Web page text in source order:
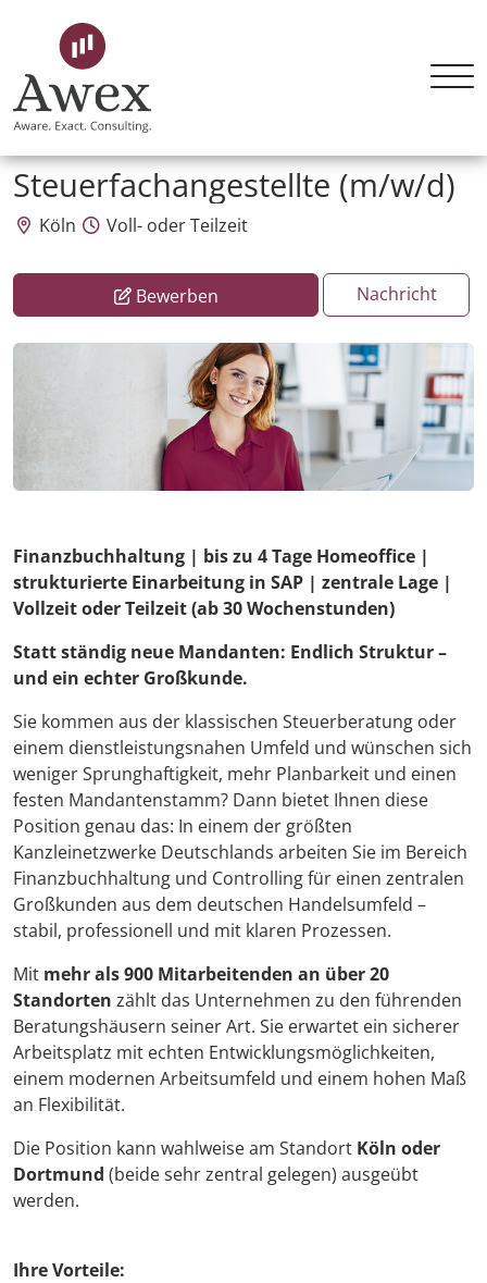
Steuerfachangestellte (m/w/d)
Köln Voll- oder Teilzeit
Bewerben Nachricht
Finanzbuchhaltung | bis zu 4 Tage Homeoffice |
strukturierte Einarbeitung in SAP | zentrale Lage |
Vollzeit oder Teilzeit (ab 30 Wochenstunden)
Statt ständig neue Mandanten: Endlich Struktur –
und ein echter Großkunde.
Sie kommen aus der klassischen Steuerberatung oder
einem dienstleistungsnahen Umfeld und wünschen sich
weniger Sprunghaftigkeit, mehr Planbarkeit und einen
festen Mandantenstamm? Dann bietet Ihnen diese
Position genau das: In einem der größten
Kanzleinetzwerke Deutschlands arbeiten Sie im Bereich
Finanzbuchhaltung und Controlling für einen zentralen
Großkunden aus dem deutschen Handelsumfeld –
stabil, professionell und mit klaren Prozessen.
Mit mehr als 900 Mitarbeitenden an über 20
Standorten zählt das Unternehmen zu den führenden
Beratungshäusern seiner Art. Sie erwartet ein sicherer
Arbeitsplatz mit echten Entwicklungsmöglichkeiten,
einem modernen Arbeitsumfeld und einem hohen Maß
an Flexibilität.
Die Position kann wahlweise am Standort Köln oder
Dortmund (beide sehr zentral gelegen) ausgeübt
werden.
Ihre Vorteile: